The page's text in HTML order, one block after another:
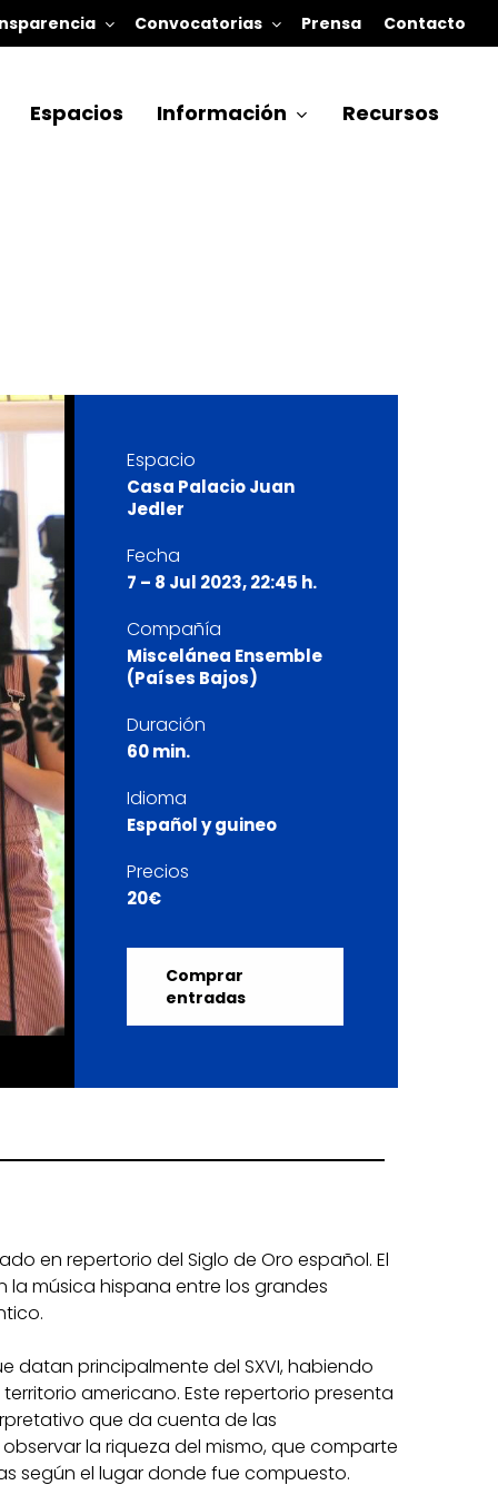
Convocatorias Prensa Contacto
Espacios Información Recursos
Espacio
Casa Palacio Juan
Jedler
Fecha
7 – 8 Jul 2023, 22:45 h.
Compañía
Miscelánea Ensemble
(Países Bajos)
Duración
60 min.
Idioma
Español y guineo
Precios
20€
Comprar
entradas
en repertorio del Siglo de Oro español. El
música hispana entre los grandes
datan principalmente del SXVI, habiendo
americano. Este repertorio presenta
que da cuenta de las
la riqueza del mismo, que comparte
según el lugar donde fue compuesto.